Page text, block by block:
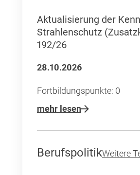
Aktualisierung der
Strahlenschutz
192/26
28.10.2026
Fortbildungspunkte: 0
mehr lesen
BerufspolitikWeitere